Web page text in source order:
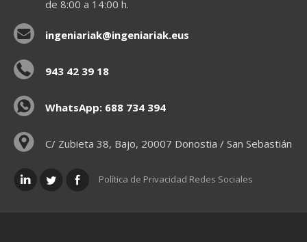
de 8:00 a 14:00 h.
ingeniariak@ingeniariak.eus
943 42 39 18
WhatsApp: 688 734 394
C/ Zubieta 38, Bajo, 20007 Donostia / San Sebastián
Política de Privacidad Redes Sociales